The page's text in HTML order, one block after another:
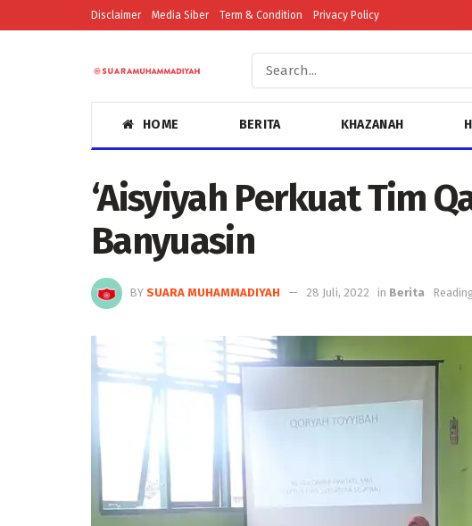
Disclaimer Media Siber Term & Condition Privacy Policy
HOME BERITA KHAZANAH
‘Aisyiyah Perkuat Tim
Banyuasin
BY SUARA MUHAMMADIYAH 28 Juli, 2022 in Berita